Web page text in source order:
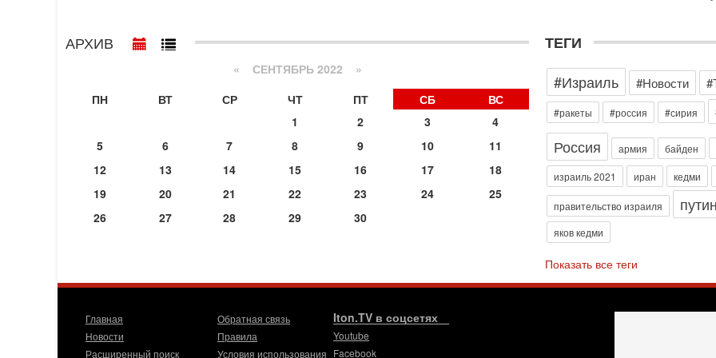
АРХИВ
« СЕНТЯБРЬ 2022 »
ПН
ВТ СР ЧТ ПТ СБ
ВС
1
2 3
4
5
6 7 8 9 10
11
12
13 14 15 16 17
18
19
20 21 22 23 24
25
26
27 28 29 30
ТЕГИ
#Израиль
#Новости
#ракеты #россия #сирия
Россия армия байден
израиль 2021 иран кедми
правительство израиля путин
яков кедми
Показать все теги
Главная
Новости
Расширенный поиск
Обратная связь
Правила
Условия использования
Iton.TV в соцсетях
Youtube
Facebook